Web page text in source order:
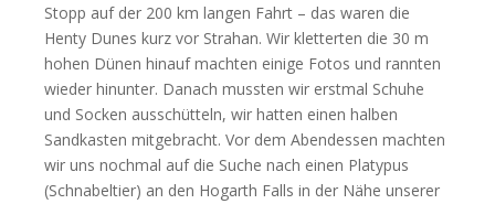
Stopp auf der 200 km langen Fahrt – das waren die
Henty Dunes kurz vor Strahan. Wir kletterten die 30 m
hohen Dünen hinauf machten einige Fotos und rannten
wieder hinunter. Danach mussten wir erstmal Schuhe
und Socken ausschütteln, wir hatten einen halben
Sandkasten mitgebracht. Vor dem Abendessen machten
wir uns nochmal auf die Suche nach einen Platypus
(Schnabeltier) an den Hogarth Falls in der Nähe unserer